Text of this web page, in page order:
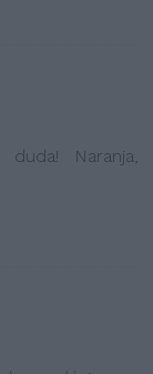
Naranja,